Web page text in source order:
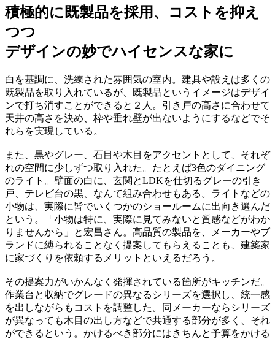
積極的に既製品を採用、コストを抑え
つつ
デザインの妙でハイセンスな家に
白を基調に、洗練された雰囲気の室内。建具や設えは多くの
既製品を取り入れているが、既製品というイメージはデザイ
ンで打ち消すことができると２人。引き戸の高さに合わせて
天井の高さを決め、枠や垂れ壁が出ないようにするなどでそ
れらを実現している。
また、黒やグレー、石目や木目をアクセントとして、それぞ
れの空間に少しずつ取り入れた。たとえば3色のダイニング
のライト。壁面の白に、玄関とLDKを仕切るグレーの引き
戸、テレビ台の黒、なんて組み合わせもある。ライトなどの
小物は、実際に皆でいくつかのショールームに出向き選んだ
という。「小物は特に、実際に見てみないと質感などがわか
りませんから」と宏昌さん。高品質の製品を、メーカーやブ
ランドに縛られることなく提案してもらえることも、建築家
に家づくりを依頼するメリットといえるだろう。
その提案力がいかんなく発揮されている箇所がキッチンだ。
作業台と収納でグレードの異なるシリーズを選択し、統一感
を出しながらもコストを調整した。同メーカーならシリーズ
が異なっても木目の出し方などで共通する部分が多く、それ
ができるという。かけるべき部分にはきちんと予算をかける